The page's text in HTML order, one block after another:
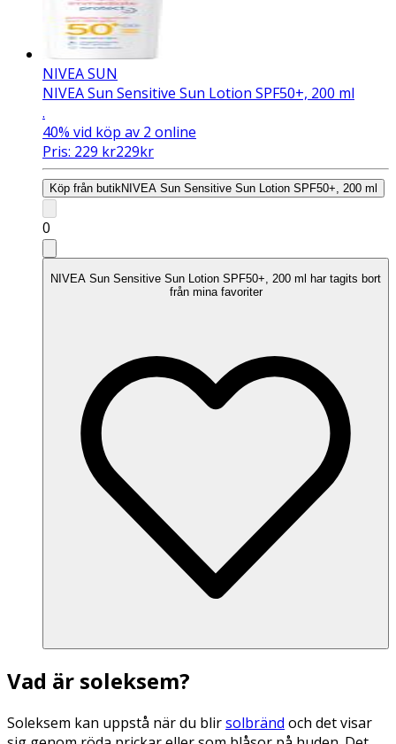
NIVEA SUN
NIVEA Sun Sensitive Sun Lotion SPF50+, 200 ml
.
40% vid köp av 2 online
Pris: 229 kr229kr
Köp från butik NIVEA Sun Sensitive Sun Lotion SPF50+, 200 ml
0
NIVEA Sun Sensitive Sun Lotion SPF50+, 200 ml har tagits bort
från mina favoriter
Vad är soleksem?
Soleksem kan uppstå när du blirsolbränd och det visar